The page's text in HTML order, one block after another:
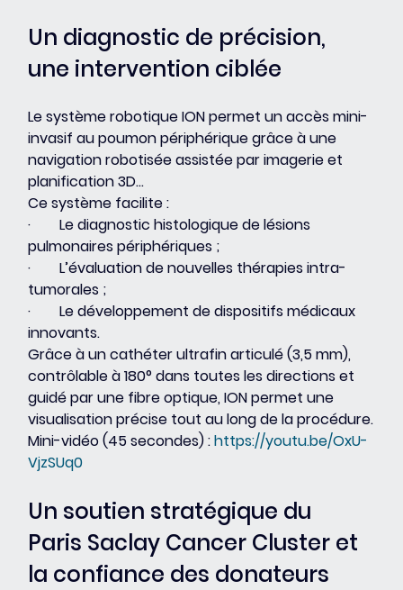
Un diagnostic de précision,
une intervention ciblée
Le système robotique ION permet un accès mini-
invasif au poumon périphérique grâce à une
navigation robotisée assistée par imagerie et
planification 3D...
Ce système facilite :
·        Le diagnostic histologique de lésions
pulmonaires périphériques ;
·        L’évaluation de nouvelles thérapies intra-
tumorales ;
·        Le développement de dispositifs médicaux
innovants.
Grâce à un cathéter ultrafin articulé (3,5 mm),
contrôlable à 180° dans toutes les directions et
guidé par une fibre optique, ION permet une
visualisation précise tout au long de la procédure.
Mini-vidéo (45 secondes) : https://youtu.be/OxU-
VjzSUq0
Un soutien stratégique du
Paris Saclay Cancer Cluster et
la confiance des donateurs